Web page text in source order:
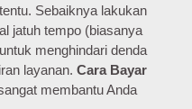
Sebaiknya lakukan
jatuh tempo (biasanya
menghindari denda
layanan. Cara Bayar
membantu Anda